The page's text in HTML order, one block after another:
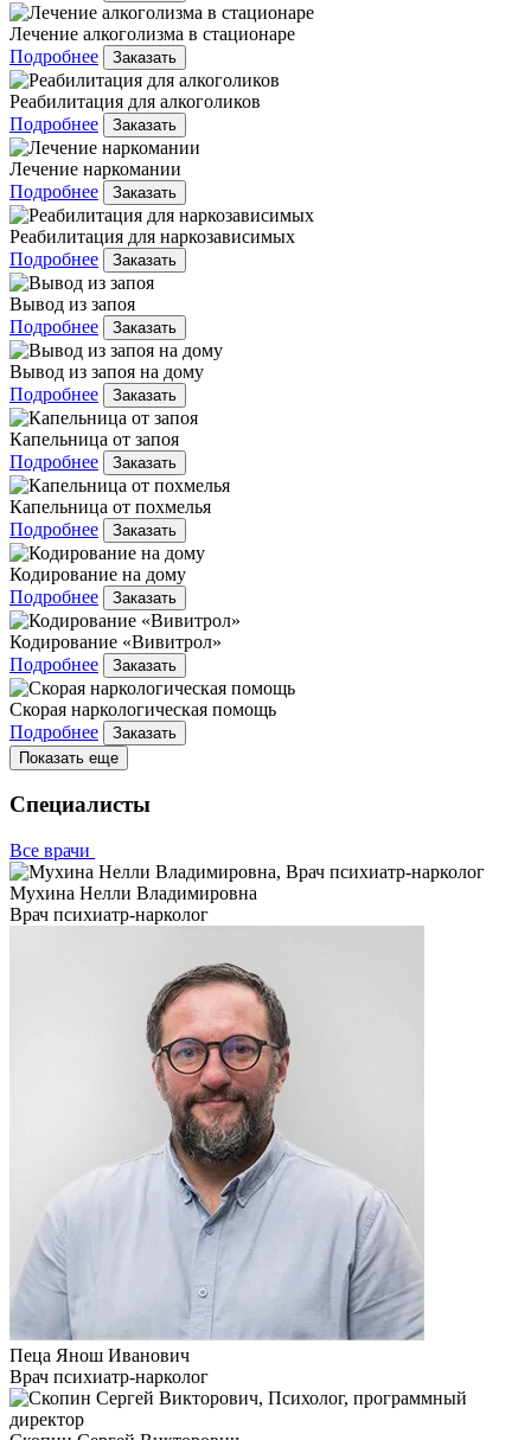
Лечение алкоголизма в стационаре
Подробнее
Заказать
Реабилитация для алкоголиков
Подробнее
Заказать
Лечение наркомании
Подробнее
Заказать
Реабилитация для наркозависимых
Подробнее
Заказать
Вывод из запоя
Подробнее
Заказать
Вывод из запоя на дому
Подробнее
Заказать
Капельница от запоя
Подробнее
Заказать
Капельница от похмелья
Подробнее
Заказать
Кодирование на дому
Подробнее
Заказать
Кодирование «Вивитрол»
Подробнее
Заказать
Скорая наркологическая помощь
Подробнее
Заказать
Показать еще
Специалисты
Все врачи
Мухина Нелли Владимировна
Врач психиатр-нарколог
Пеца Янош Иванович
Врач психиатр-нарколог